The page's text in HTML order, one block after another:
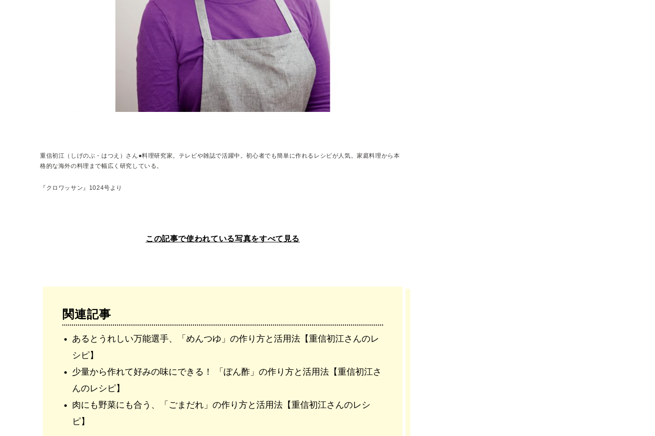
重信初江（しげのぶ・はつえ）さん●料理研究家。テレビや雑誌で活躍中。初心者でも簡単に作れるレシピが人気。家庭料理から本
格的な海外の料理まで幅広く研究している。
『クロワッサン』1024号より
この記事で使われている写真をすべて見る
関連記事
あるとうれしい万能選手、「めんつゆ」の作り方と活用法【重信初江さんのレ
シピ】
少量から作れて好みの味にできる！ 「ぽん酢」の作り方と活用法【重信初江さ
んのレシピ】
肉にも野菜にも合う、「ごまだれ」の作り方と活用法【重信初江さんのレシ
ピ】